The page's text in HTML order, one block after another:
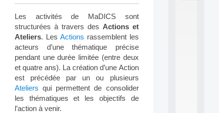
Les activités de MaDICS sont
structurées à travers des Actions et
Ateliers. Les Actions rassemblent les
acteurs d’une thématique précise
pendant une durée limitée (entre deux
et quatre ans). La création d’une Action
est précédée par un ou plusieurs
Ateliers qui permettent de consolider
les thématiques et les objectifs de
l’action à venir.